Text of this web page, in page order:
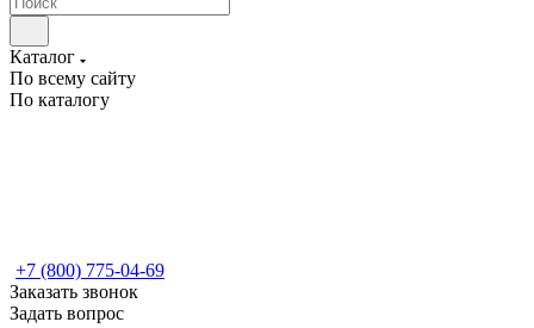
Каталог
По всему сайту
По каталогу
+7 (800) 775-04-69
Заказать звонок
Задать вопрос